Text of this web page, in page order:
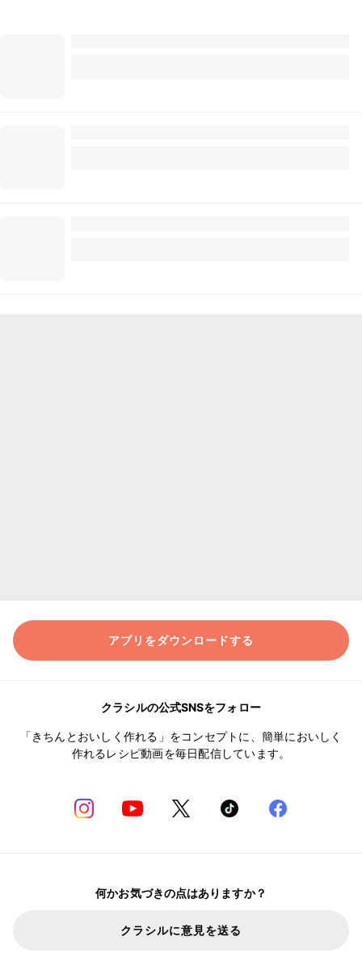
アプリをダウンロードする
クラシルの公式SNSをフォロー
「きちんとおいしく作れる」をコンセプトに、簡単においしく
作れるレシピ動画を毎日配信しています。
何かお気づきの点はありますか？
クラシルに意見を送る